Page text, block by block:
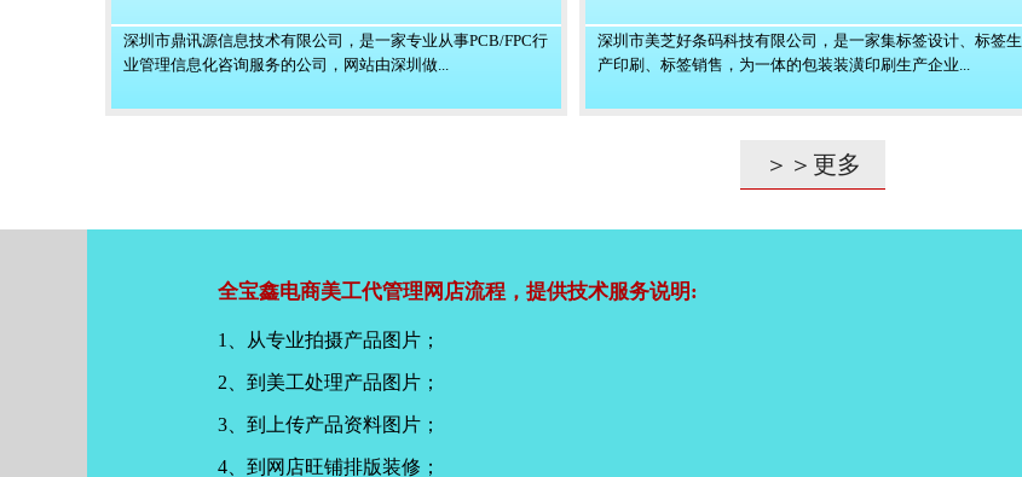
深圳市鼎讯源信息技术有限公司，是一家专业从事PCB/FPC行
业管理信息化咨询服务的公司，网站由深圳做...
深圳市美芝好条码科技有限公司，是一家集标签设计、标签生
产印刷、标签销售，为一体的包装装潢印刷生产企业...
＞＞更多
全宝鑫电商美工代管理网店流程，提供技术服务说明:
1、从专业拍摄产品图片；
2、到美工处理产品图片；
3、到上传产品资料图片；
4、到网店旺铺排版装修；